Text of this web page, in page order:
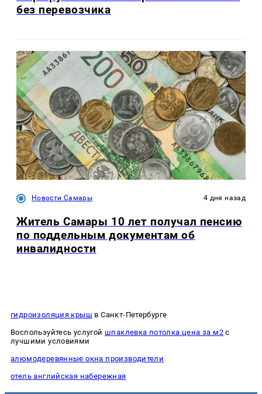
без перевозчика
Новости Самары 4 дня назад
Житель Самары 10 лет получал пенсию
по поддельным документам об
инвалидности
гидроизоляция крыш в Санкт-Петербурге
Воспользуйтесь услугой шпаклевка потолка цена за м2с
лучшими условиями
алюмодеревянные окна производители
отель английская набережная